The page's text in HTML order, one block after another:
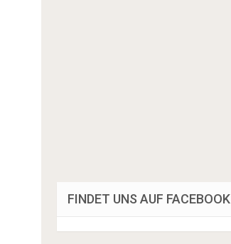
FINDET UNS AUF FACEBOOK